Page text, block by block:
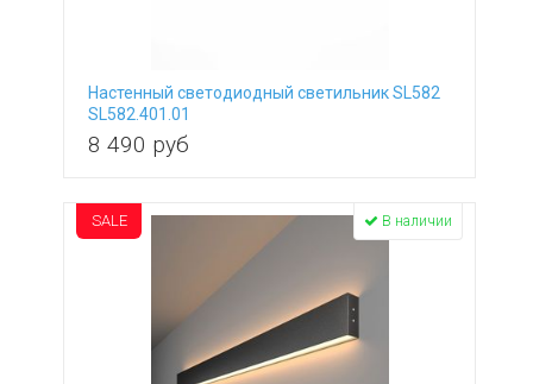
Настенный светодиодный светильник SL582
SL582.401.01
8 490 руб
SALE В наличии